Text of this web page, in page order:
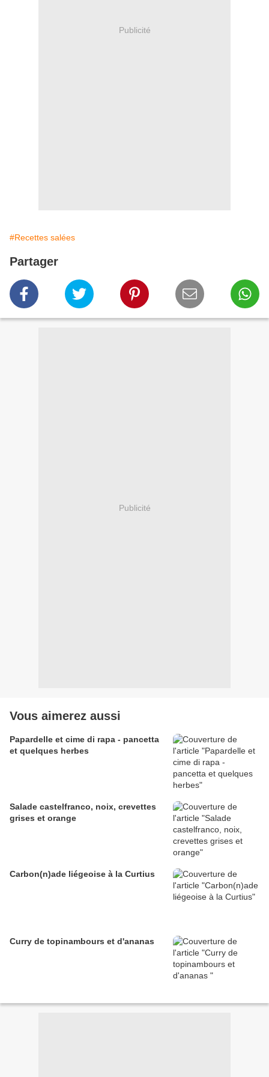
Publicité
#Recettes salées
Partager
Publicité
Vous aimerez aussi
Papardelle et cime di rapa - pancetta
et quelques herbes
Salade castelfranco, noix, crevettes
grises et orange
Carbon(n)ade liégeoise à la Curtius
Curry de topinambours et d'ananas